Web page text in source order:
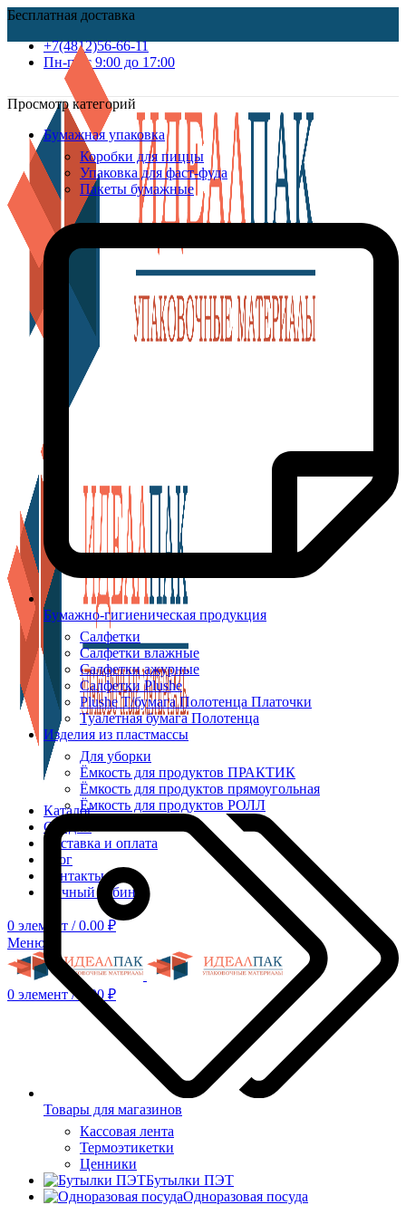
Бесплатная доставка
+7(4812)56-66-11
Пн-пт c 9:00 до 17:00
Каталог
Скидки
Доставка и оплата
Блог
Контакты
Личный кабинет
0 элемент / 0.00 ₽
Меню
0 элемент / 0.00 ₽
Просмотр категорий
Бумажная упаковка
Коробки для пиццы
Упаковка для фаст-фуда
Пакеты бумажные
Бумажно-гигиеническая продукция
Салфетки
Салфетки влажные
Салфетки ажурные
Салфетки Plushe
Plushe Т/бумага Полотенца Платочки
Туалетная бумага Полотенца
Изделия из пластмассы
Для уборки
Ёмкость для продуктов ПРАКТИК
Ёмкость для продуктов прямоугольная
Ёмкость для продуктов РОЛЛ
Товары для магазинов
Кассовая лента
Термоэтикетки
Ценники
Бутылки ПЭТ
Одноразовая посуда